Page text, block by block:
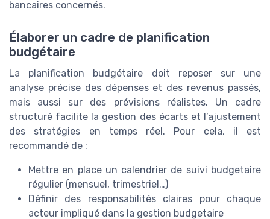
bancaires concernés.
Élaborer un cadre de planification
budgétaire
La planification budgétaire doit reposer sur une
analyse précise des dépenses et des revenus passés,
mais aussi sur des prévisions réalistes. Un cadre
structuré facilite la gestion des écarts et l’ajustement
des stratégies en temps réel. Pour cela, il est
recommandé de :
Mettre en place un calendrier de suivi budgetaire
régulier (mensuel, trimestriel…)
Définir des responsabilités claires pour chaque
acteur impliqué dans la gestion budgetaire